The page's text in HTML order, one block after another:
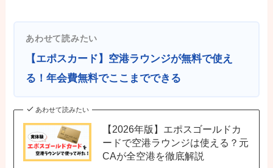
あわせて読みたい
【エポスカード】空港ラウンジが無料で使え
る！年会費無料でここまでできる
あわせて読みたい
【2026年版】エポスゴールドカ
ードで空港ラウンジは使える？元
CAが全空港を徹底解説